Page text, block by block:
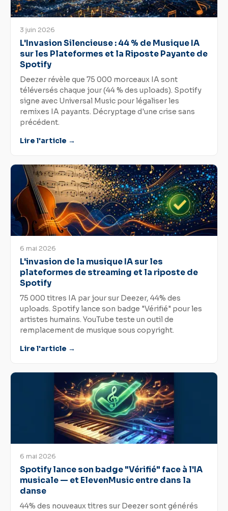
3 juin 2026
L'Invasion Silencieuse : 44 % de Musique IA
sur les Plateformes et la Riposte Payante de
Spotify
Deezer révèle que 75 000 morceaux IA sont
téléversés chaque jour (44 % des uploads). Spotify
signe avec Universal Music pour légaliser les
remixes IA payants. Décryptage d'une crise sans
précédent.
Lire l'article →
6 mai 2026
L'invasion de la musique IA sur les
plateformes de streaming et la riposte de
Spotify
75 000 titres IA par jour sur Deezer, 44% des
uploads. Spotify lance son badge "Vérifié" pour les
artistes humains. YouTube teste un outil de
remplacement de musique sous copyright.
Lire l'article →
6 mai 2026
Spotify lance son badge "Vérifié" face à l'IA
musicale — et ElevenMusic entre dans la
danse
44% des nouveaux titres sur Deezer sont générés